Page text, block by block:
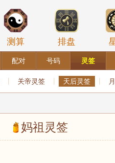
测算 排盘
配对 号码 灵签
关帝灵签 天后灵签
妈祖灵签